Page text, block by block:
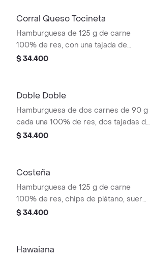
Corral Queso Tocineta
Hamburguesa de 125 g de carne
100% de res, con una tajada de
queso tipo mozzarella, tocineta,
$ 34.400
Doble Doble
Hamburguesa de dos carnes de 90 g
cada una 100% de res, dos tajadas de
queso tipo mozzarella, cebolla grillé,
$ 34.400
Costeña
Hamburguesa de 125 g de carne
100% de res, chips de plátano, suero,
queso costeño rallado y salsa blanca
$ 34.400
Hawaiana